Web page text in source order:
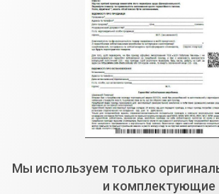
Мы используем только
и комплектующие